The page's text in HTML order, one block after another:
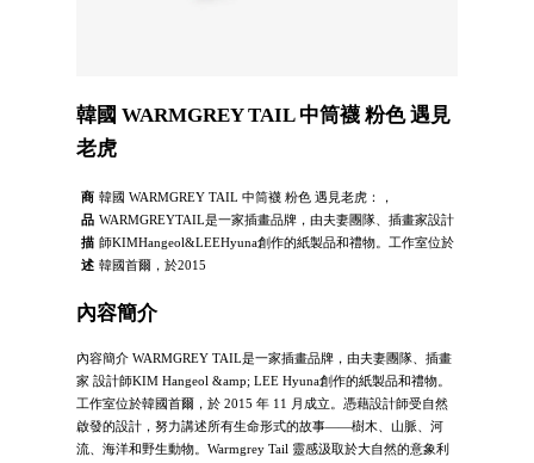
韓國 WARMGREY TAIL 中筒襪 粉色 遇見
老虎
商
品
描
述
韓國 WARMGREY TAIL 中筒襪 粉色 遇見老虎：，
WARMGREYTAIL是一家插畫品牌，由夫妻團隊、插畫家設計
師KIMHangeol&LEEHyuna創作的紙製品和禮物。工作室位於
韓國首爾，於2015
內容簡介
內容簡介 WARMGREY TAIL是一家插畫品牌，由夫妻團隊、插畫
家 設計師KIM Hangeol &amp; LEE Hyuna創作的紙製品和禮物。
工作室位於韓國首爾，於 2015 年 11 月成立。憑藉設計師受自然
啟發的設計，努力講述所有生命形式的故事——樹木、山脈、河
流、海洋和野生動物。Warmgrey Tail 靈感汲取於大自然的意象利